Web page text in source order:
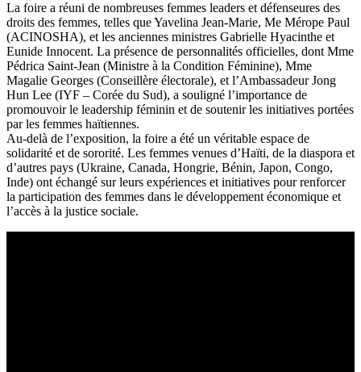
La foire a réuni de nombreuses femmes leaders et défenseures des
droits des femmes, telles que Yavelina Jean-Marie, Me Mérope Paul
(ACINOSHA), et les anciennes ministres Gabrielle Hyacinthe et
Eunide Innocent. La présence de personnalités officielles, dont Mme
Pédrica Saint-Jean (Ministre à la Condition Féminine), Mme
Magalie Georges (Conseillère électorale), et l’Ambassadeur Jong
Hun Lee (IYF – Corée du Sud), a souligné l’importance de
promouvoir le leadership féminin et de soutenir les initiatives portées
par les femmes haïtiennes.
Au-delà de l’exposition, la foire a été un véritable espace de
solidarité et de sororité. Les femmes venues d’Haïti, de la diaspora et
d’autres pays (Ukraine, Canada, Hongrie, Bénin, Japon, Congo,
Inde) ont échangé sur leurs expériences et initiatives pour renforcer
la participation des femmes dans le développement économique et
l’accès à la justice sociale.